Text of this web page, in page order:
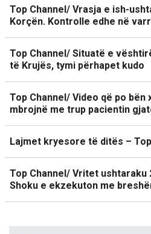
Top Channel/ Vrasja e ish-
Korçën. Kontrolle edhe në
Top Channel/ Situatë e
të Krujës, tymi përhapet kudo
Top Channel/ Video që po
mbrojnë me trup pacientin
Lajmet kryesore të ditës –
Top Channel/ Vritet ushtaraku
Shoku e ekzekuton me